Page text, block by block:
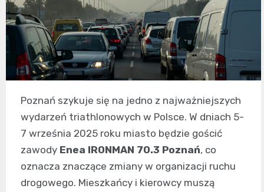
Poznań szykuje się na jedno z najważniejszych
wydarzeń triathlonowych w Polsce. W dniach 5-
7 września 2025 roku miasto będzie gościć
zawody Enea IRONMAN 70.3 Poznań, co
oznacza znaczące zmiany w organizacji ruchu
drogowego. Mieszkańcy i kierowcy muszą